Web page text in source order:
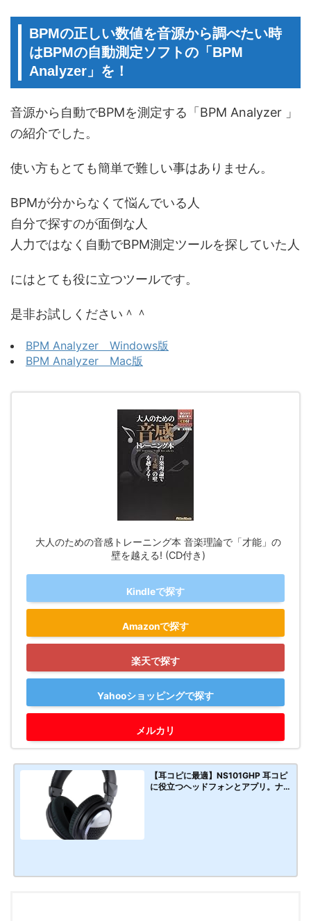
BPMの正しい数値を音源から調べたい時
はBPMの自動測定ソフトの「BPM
Analyzer」を！
音源から自動でBPMを測定する「BPM Analyzer 」
の紹介でした。
使い方もとても簡単で難しい事はありません。
BPMが分からなくて悩んでいる人
自分で探すのが面倒な人
人力ではなく自動でBPM測定ツールを探していた人
にはとても役に立つツールです。
是非お試しください＾＾
BPM Analyzer Windows版
BPM Analyzer Mac版
大人のための音感トレーニング本 音楽理論で「才能」の
壁を越える! (CD付き)
Kindleで探す
Amazonで探す
楽天で探す
Yahooショッピングで探す
メルカリ
【耳コピに最適】NS101GHP 耳コピ
に役立つヘッドフォンとアプリ。ナ